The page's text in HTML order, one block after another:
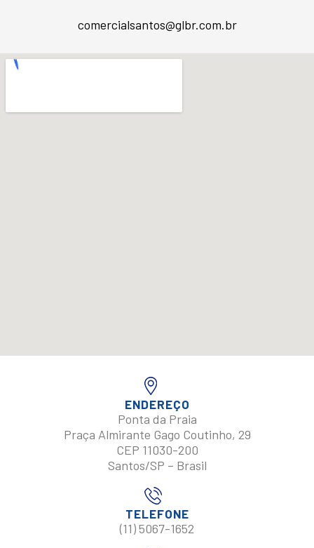
comercialsantos@glbr.com.br
ENDEREÇO
Ponta da Praia
Praça Almirante Gago Coutinho, 29
CEP 11030-200
Santos/SP – Brasil
TELEFONE
(11) 5067-1652